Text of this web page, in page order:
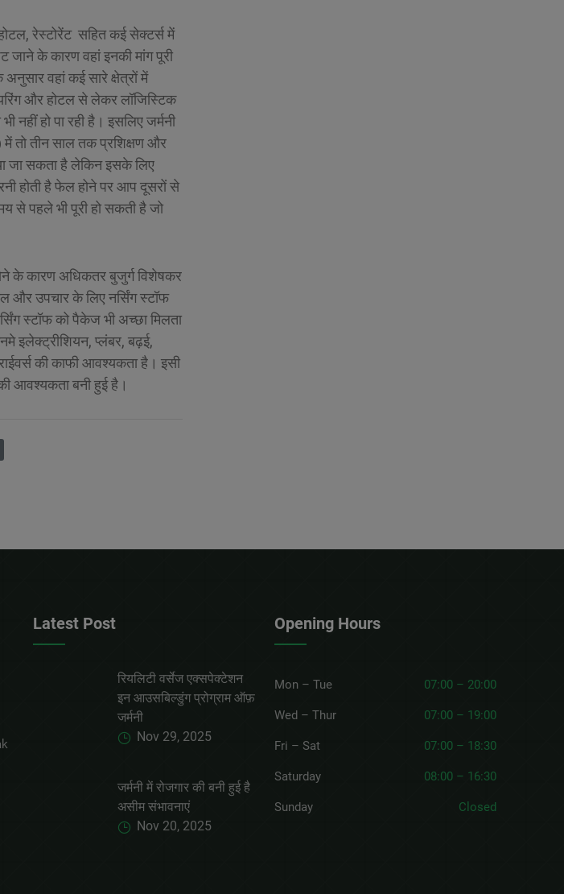
रेस्टोरेंट सहित कई सेक्टर्स में
जाने के कारण वहां इनकी मांग पूरी
वहां कई सारे क्षेत्रों में
और होटल से लेकर लॉजिस्टिक
नहीं हो पा रही है। इसलिए जर्मनी
तो तीन साल तक प्रशिक्षण और
जा सकता है लेकिन इसके लिए
होती है फेल होने पर आप दूसरों से
से पहले भी पूरी हो सकती है जो
होने के कारण अधिकतर बुजुर्ग विशेषकर
और उपचार के लिए नर्सिंग स्टॉफ
स्टॉफ को पैकेज भी अच्छा मिलता
इलेक्ट्रीशियन, प्लंबर, बढ़ई,
की काफी आवश्यकता है। इसी
आवश्यकता बनी हुई है।
Latest Post
रियलिटी वर्सेज एक्सपेक्टेशन
इन आउसबिल्डुंग प्रोग्राम ऑफ़
जर्मनी
Nov 29, 2025
जर्मनी में रोजगार की बनी हुई है
असीम संभावनाएं
Nov 20, 2025
Opening Hours
Mon – Tue 07:00 – 20:00
Wed – Thur 07:00 – 19:00
Fri – Sat 07:00 – 18:30
Saturday 08:00 – 16:30
Sunday Closed